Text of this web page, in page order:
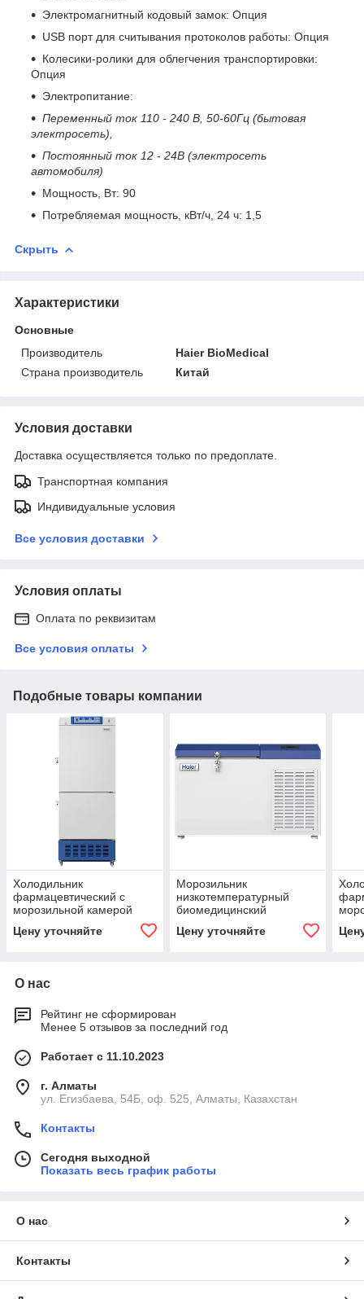
Электромагнитный кодовый замок: Опция
USB порт для считывания протоколов работы: Опция
Колесики-ролики для облегчения транспортировки:
Опция
Электропитание:
Переменный ток 110 - 240 В, 50-60Гц (бытовая
электросеть),
Постоянный ток 12 - 24В (электросеть
автомобиля)
Мощность, Вт: 90
Потребляемая мощность, кВт/ч, 24 ч: 1,5
Скрыть
Характеристики
Основные
Производитель
Haier BioMedical
Страна производитель
Китай
Условия доставки
Доставка осуществляется только по предоплате.
Транспортная компания
Индивидуальные условия
Все условия доставки
Условия оплаты
Оплата по реквизитам
Все условия оплаты
Подобные товары компании
Холодильник
фармацевтический с
морозильной камерой
282 (+2… +8°С / -10 …
Цену уточняйте
Морозильник
низкотемпературный
биомедицинский
Biomedical DW-80WZ15,
Цену уточняйте
О нас
Рейтинг не сформирован
Менее 5 отзывов за последний год
Работает с 11.10.2023
г. Алматы
ул. Егизбаева, 54Б, оф. 525, Алматы, Казахстан
Контакты
Сегодня выходной
Показать весь график работы
О нас
Контакты